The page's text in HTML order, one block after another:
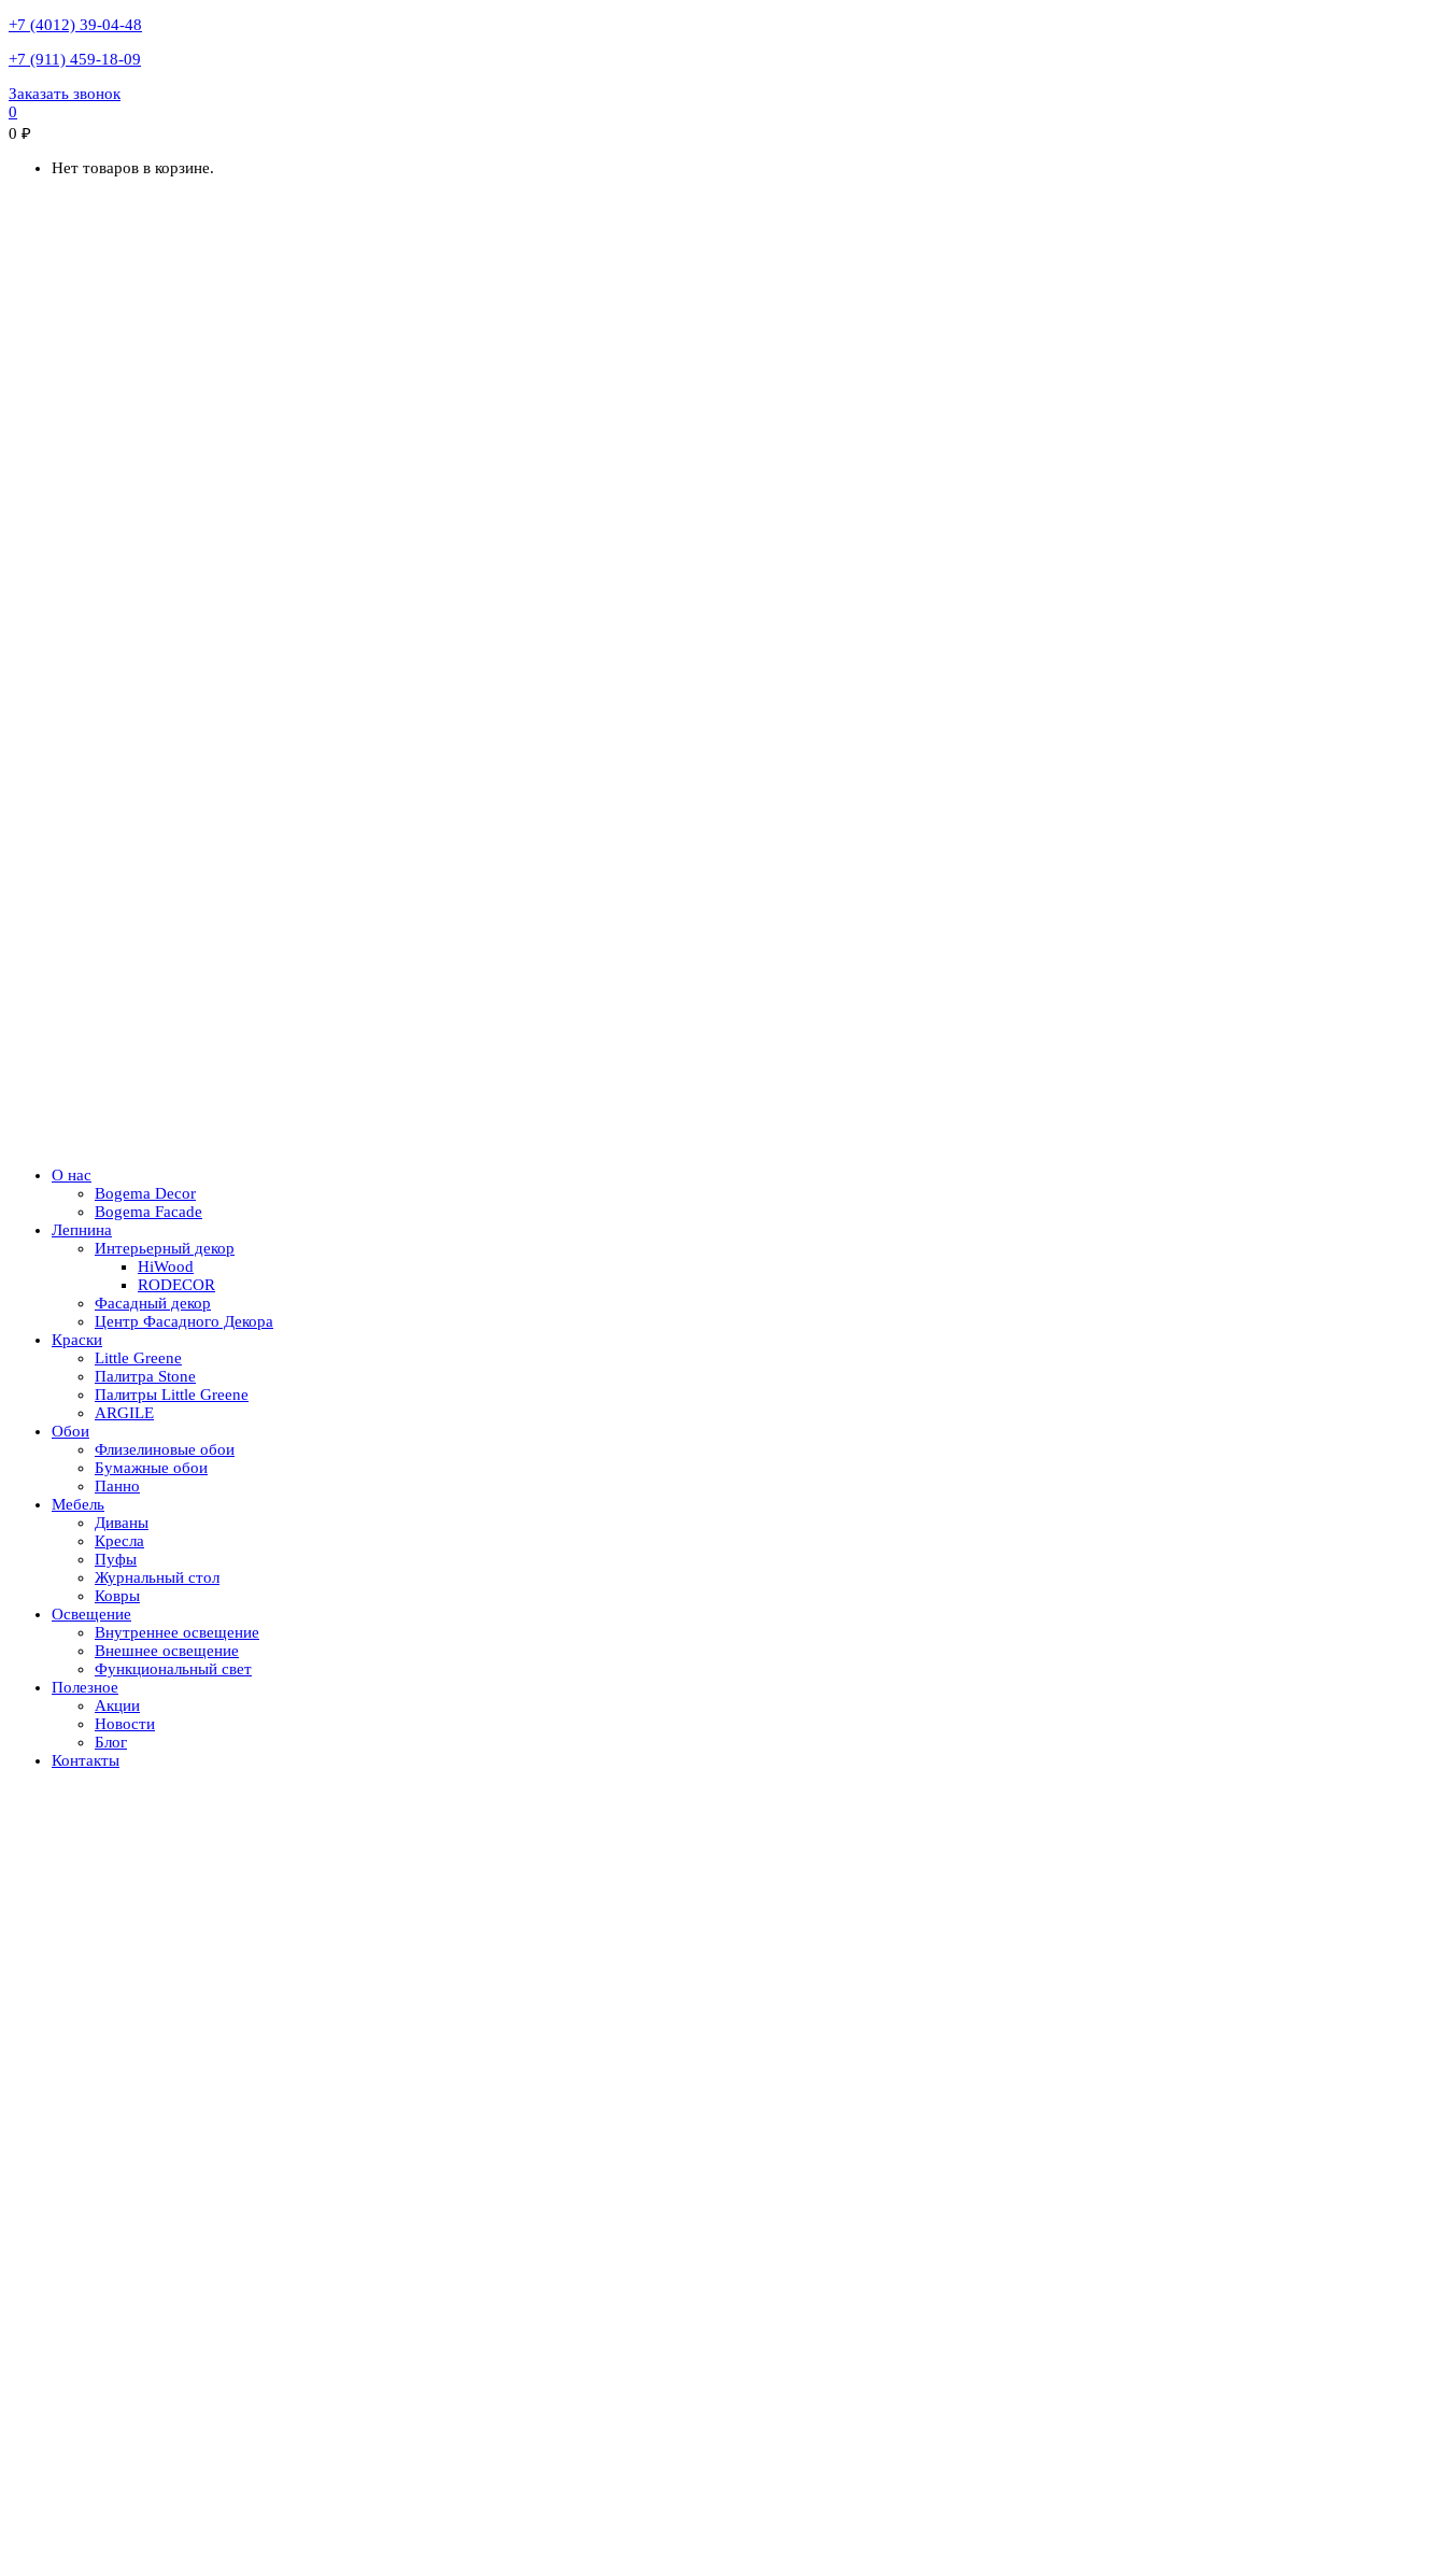
+7 (4012) 39-04-48
+7 (911) 459-18-09
Заказать звонок
0
0 ₽
Нет товаров в корзине.
О нас
Bogema Decor
Bogema Facade
Лепнина
Интерьерный декор
HiWood
RODECOR
Фасадный декор
Центр Фасадного Декора
Краски
Little Greene
Палитра Stone
Палитры Little Greene
ARGILE
Обои
Флизелиновые обои
Бумажные обои
Панно
Мебель
Диваны
Кресла
Пуфы
Журнальный стол
Ковры
Освещение
Внутреннее освещение
Внешнее освещение
Функциональный свет
Полезное
Акции
Новости
Блог
Контакты